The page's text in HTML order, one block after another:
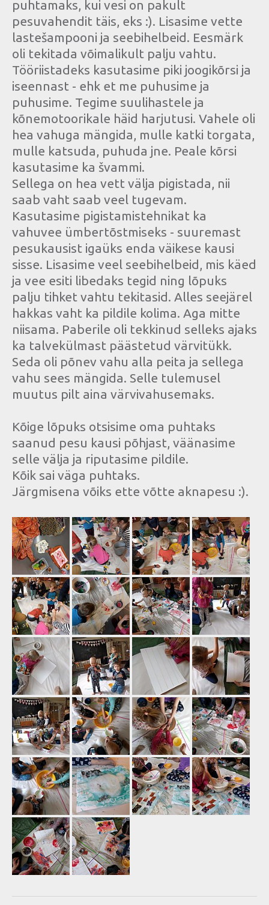
puhtamaks, kui vesi on pakult
pesuvahendit täis, eks :). Lisasime vette
lastešampooni ja seebihelbeid. Eesmärk
oli tekitada võimalikult palju vahtu.
Tööriistadeks kasutasime piki joogikõrsi ja
iseennast - ehk et me puhusime ja
puhusime. Tegime suulihastele ja
kõnemotoorikale häid harjutusi. Vahele oli
hea vahuga mängida, mulle katki torgata,
mulle katsuda, puhuda jne. Peale kõrsi
kasutasime ka švammi.
Sellega on hea vett välja pigistada, nii
saab vaht saab veel tugevam.
Kasutasime pigistamistehnikat ka
vahuvee ümbertõstmiseks - suuremast
pesukausist igaüks enda väikese kausi
sisse. Lisasime veel seebihelbeid, mis käed
ja vee esiti libedaks tegid ning lõpuks
palju tihket vahtu tekitasid. Alles seejärel
hakkas vaht ka pildile kolima. Aga mitte
niisama. Paberile oli tekkinud selleks ajaks
ka talvekülmast päästetud värvitükk.
Seda oli põnev vahu alla peita ja sellega
vahu sees mängida. Selle tulemusel
muutus pilt aina värvivahusemaks.
Kõige lõpuks otsisime oma puhtaks
saanud pesu kausi põhjast, väänasime
selle välja ja riputasime pildile.
Kõik sai väga puhtaks.
Järgmisena võiks ette võtte aknapesu :).